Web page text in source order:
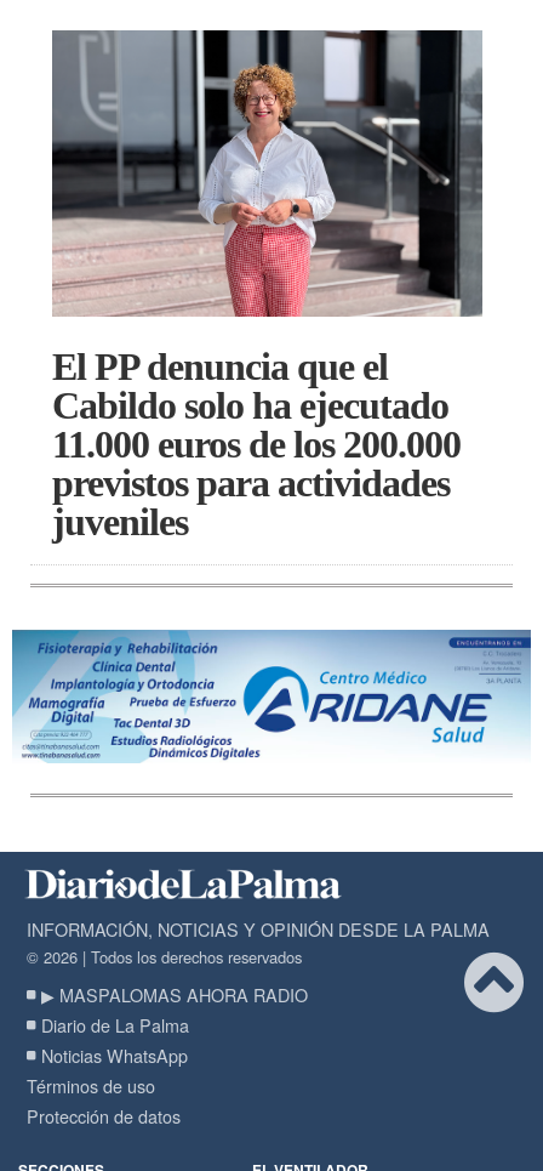
El PP denuncia que el
Cabildo solo ha ejecutado
11.000 euros de los 200.000
previstos para actividades
juveniles
INFORMACIÓN, NOTICIAS Y OPINIÓN DESDE LA PALMA
© 2026 | Todos los derechos reservados
▶ MASPALOMAS AHORA RADIO
Diario de La Palma
Noticias WhatsApp
Términos de uso
Protección de datos